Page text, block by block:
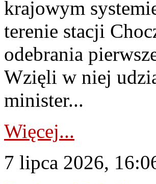
krajowym
terenie stacji
odebrania
Wzięli w niej
minister...
Więcej...
7 lipca 2026,